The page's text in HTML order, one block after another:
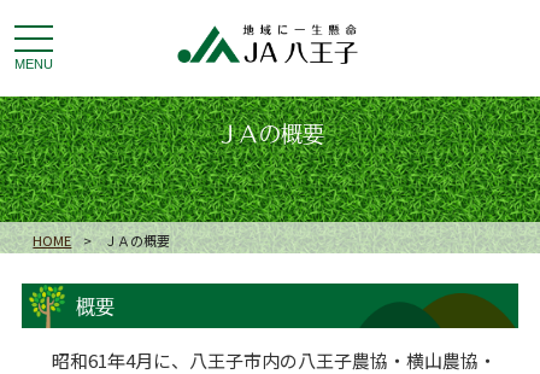
toggle
navigation
MENU
HOME > ＪＡの概要
ＪＡの概要
概要
昭和61年4月に、八王子市内の八王子農協・横山農協・